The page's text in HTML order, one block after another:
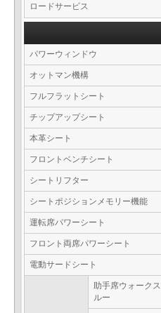
ロードサービス
パワーウィンドウ
オットマン機構
フルフラットシート
チップアップシート
本革シート
フロントベンチシート
シートリフター
シートポジションメモリー機能
運転席パワーシート
フロント両席パワーシート
電動サードシート
助手席ウォークス
ルー